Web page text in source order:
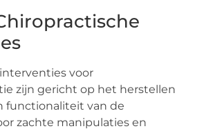
voor
zijn gericht op het herstellen
functionaliteit van de
zachte manipulaties en